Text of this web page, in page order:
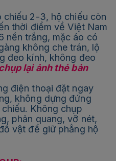
chiếu 2-3, hộ chiếu còn
thời điểm về Việt Nam
nền trắng, mặc áo có
không che trán, lộ
đeo kính, không đeo
lại ảnh thẻ bản
điện thoại đặt ngay
không dựng đứng
Không chụp
phản quang, vỡ nét,
vật để giữ phẳng hộ